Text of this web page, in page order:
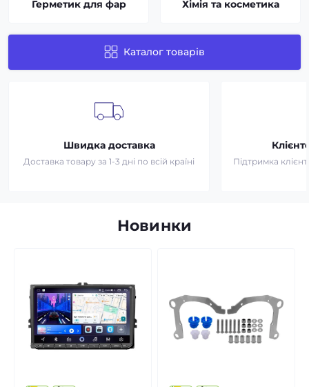
Герметик для фар Хімія та косметика
Каталог товарів
Швидка доставка
Доставка товару за 1-3 дні по всій країні Підтримка
Новинки